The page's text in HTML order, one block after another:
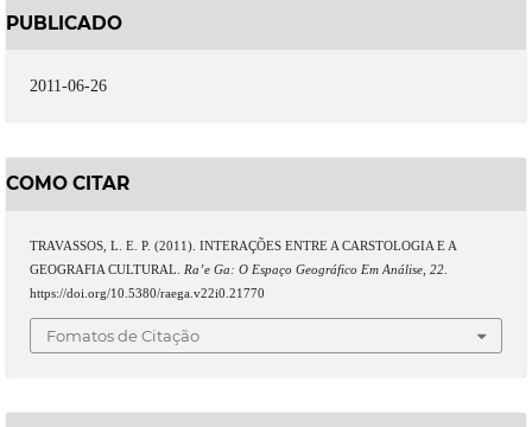
PUBLICADO
2011-06-26
COMO CITAR
TRAVASSOS, L. E. P. (2011). INTERAÇÕES ENTRE A CARSTOLOGIA E A
GEOGRAFIA CULTURAL. Ra’e Ga: O Espaço Geográfico Em Análise, 22.
https://doi.org/10.5380/raega.v22i0.21770
Fomatos de Citação